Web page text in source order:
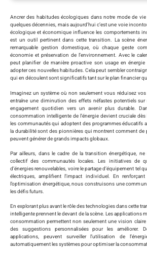
Ancrer des habitudes écologiques dans notre mode de
quelques décennies, mais aujourd’hui c’est une voie
écologique et économique influence les comportements
est un outil pertinent dans cette transition. La scène
remarquable gestion domestique, où chaque geste
économie et préservation de l’environnement. Avec le
peut planifier de manière proactive son usage en
adopter ces nouvelles habitudes. Cela peut sembler
qui en découlent sont significatifs tant sur le plan financier
Imaginez un système où non seulement vous réduisez
entraîne une diminution des effets néfastes potentiels sur
engagement quotidien vers un avenir plus durable.
consommation intelligente de l’énergie devient cruciale
les communautés qui adoptent des programmes éducatifs
la durabilité sont des pionnières qui montrent comment de
peuvent générer de grands impacts globaux.
Par ailleurs, dans le cadre de la transition énergétique,
collectif des communautés locales. Les initiatives de
d’énergies renouvelables, voire le partage d’équipement tel
électriques, amplifient l’impact individuel. En
l’optimisation énergétique, nous construisons une
les défis futurs.
En explorant plus avant le rôle des technologies dans cette
intelligente prennent le devant de la scène. Les applications
consommation permettent non seulement une vision
des suggestions personnalisées pour les améliorer.
applications, peuvent surveiller l’utilisation de
automatiquement les systèmes pour optimiser la